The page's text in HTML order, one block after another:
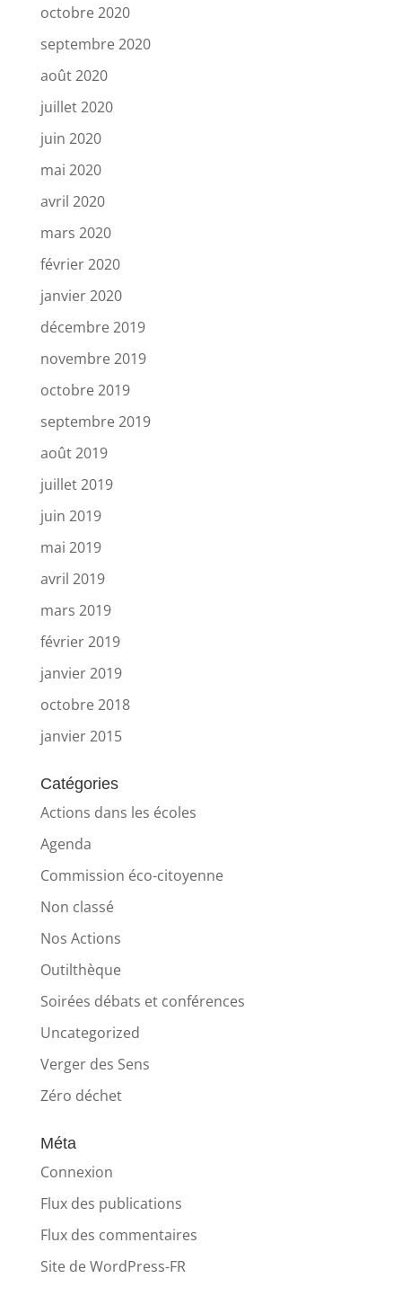
octobre 2020
septembre 2020
août 2020
juillet 2020
juin 2020
mai 2020
avril 2020
mars 2020
février 2020
janvier 2020
décembre 2019
novembre 2019
octobre 2019
septembre 2019
août 2019
juillet 2019
juin 2019
mai 2019
avril 2019
mars 2019
février 2019
janvier 2019
octobre 2018
janvier 2015
Catégories
Actions dans les écoles
Agenda
Commission éco-citoyenne
Non classé
Nos Actions
Outilthèque
Soirées débats et conférences
Uncategorized
Verger des Sens
Zéro déchet
Méta
Connexion
Flux des publications
Flux des commentaires
Site de WordPress-FR